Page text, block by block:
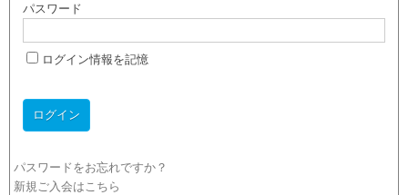
パスワード
ログイン情報を記憶
パスワードをお忘れですか？
新規ご入会はこちら